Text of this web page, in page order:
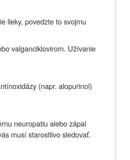
lieky, povedzte to svojmu
valganciklovirom. Užívanie
(napr. alopurinol)
neuropatiu alebo zápal
musí starostlivo sledovať.